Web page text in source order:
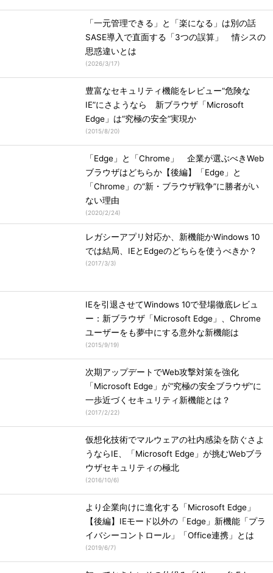
「一元管理できる」と「楽になる」は別の話
SASE導入で直面する「3つの誤算」 情シスの
思惑違いとは
(2026/3/17)
豊富なセキュリティ機能をレビュー“危険な
IE”にさようなら 新ブラウザ「Microsoft
Edge」は“究極の安全”実現か
(2015/8/20)
「Edge」と「Chrome」 企業が選ぶべきWeb
ブラウザはどちらか【後編】「Edge」と
「Chrome」の“新・ブラウザ戦争”に勝者がい
ない理由
(2020/2/24)
レガシーアプリ対応か、新機能かWindows 10
では結局、IEとEdgeのどちらを使うべきか？
(2017/3/3)
IEを引退させてWindows 10で登場徹底レビュ
ー：新ブラウザ「Microsoft Edge」、Chrome
ユーザーをも夢中にする意外な新機能は
(2015/9/19)
次期アップデートでWeb攻撃対策を強化
「Microsoft Edge」が“究極の安全ブラウザ”に
一歩近づくセキュリティ新機能とは？
(2017/2/22)
仮想化技術でマルウェアの社内感染を防ぐさよ
うならIE、「Microsoft Edge」が挑むWebブラ
ウザセキュリティの極北
(2016/10/6)
より企業向けに進化する「Microsoft Edge」
【後編】IEモード以外の「Edge」新機能「プラ
イバシーコントロール」「Office連携」とは
(2019/6/7)